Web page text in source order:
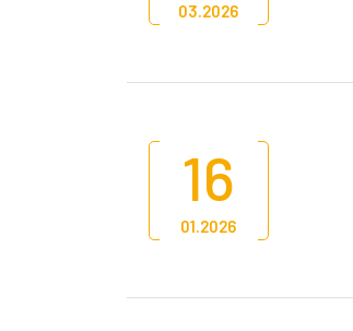
03.2026
16
01.2026